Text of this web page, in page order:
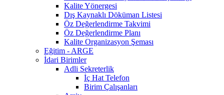
Kalite Yönergesi
Dış Kaynaklı Döküman Listesi
Öz Değerlendirme Takvimi
Öz Değerlendirme Planı
Kalite Organizasyon Şeması
Eğitim - ARGE
İdari Birimler
Adli Sekreterlik
İç Hat Telefon
Birim Çalışanları